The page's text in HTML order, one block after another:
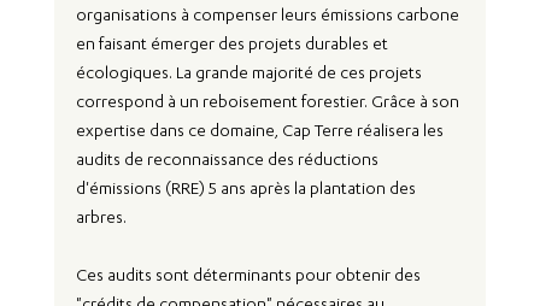
organisations à compenser leurs émissions carbone
en faisant émerger des projets durables et
écologiques. La grande majorité de ces projets
correspond à un reboisement forestier. Grâce à son
expertise dans ce domaine, Cap Terre réalisera les
audits de reconnaissance des réductions
d'émissions (RRE) 5 ans après la plantation des
arbres.
Ces audits sont déterminants pour obtenir des